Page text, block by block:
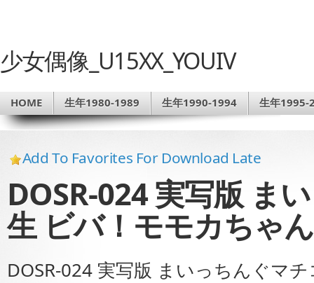
少女偶像_U15XX_YOUIV
HOME 生年1980-1989 生年1990-1994 生年1995-
Add To Favorites For Download Late
DOSR-024 実写版 ま
生 ビバ！モモカちゃ
DOSR-024 実写版 まいっちんぐマ